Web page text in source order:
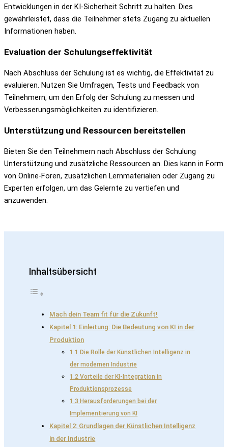
Entwicklungen in der KI-Sicherheit Schritt zu halten. Dies
gewährleistet, dass die Teilnehmer stets Zugang zu aktuellen
Informationen haben.
Evaluation der Schulungseffektivität
Nach Abschluss der Schulung ist es wichtig, die Effektivität zu
evaluieren. Nutzen Sie Umfragen, Tests und Feedback von
Teilnehmern, um den Erfolg der Schulung zu messen und
Verbesserungsmöglichkeiten zu identifizieren.
Unterstützung und Ressourcen bereitstellen
Bieten Sie den Teilnehmern nach Abschluss der Schulung
Unterstützung und zusätzliche Ressourcen an. Dies kann in Form
von Online-Foren, zusätzlichen Lernmaterialien oder Zugang zu
Experten erfolgen, um das Gelernte zu vertiefen und
anzuwenden.
Inhaltsübersicht
Mach dein Team fit für die Zukunft!
Kapitel 1: Einleitung: Die Bedeutung von KI in der
Produktion
1.1 Die Rolle der Künstlichen Intelligenz in
der modernen Industrie
1.2 Vorteile der KI-Integration in
Produktionsprozesse
1.3 Herausforderungen bei der
Implementierung von KI
Kapitel 2: Grundlagen der Künstlichen Intelligenz
in der Industrie